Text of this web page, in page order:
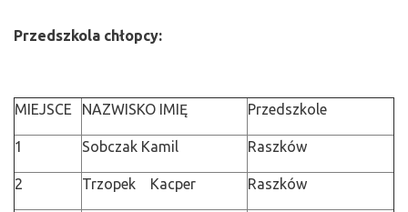
Przedszkola chłopcy:
MIEJSCE NAZWISKO IMIĘ Przedszkole
1 Sobczak Kamil Raszków
2 Trzopek Kacper Raszków